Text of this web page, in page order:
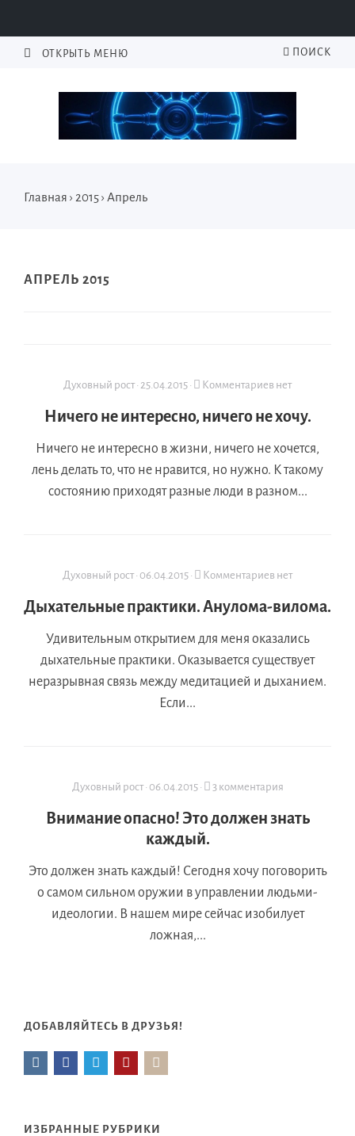
ОТКРЫТЬ МЕНЮ ПОИСК
Главная › 2015› Апрель
АПРЕЛЬ 2015
Духовный рост· 25.04.2015 · Комментариев нет
Ничего не интересно, ничего не хочу.
Ничего не интересно в жизни, ничего не хочется,
лень делать то, что не нравится, но нужно. К такому
состоянию приходят разные люди в разном...
Духовный рост· 06.04.2015 · Комментариев нет
Дыхательные практики. Анулома-вилома.
Удивительным открытием для меня оказались
дыхательные практики. Оказывается существует
неразрывная связь между медитацией и дыханием.
Если...
Духовный рост· 06.04.2015· 3 комментария
Внимание опасно! Это должен знать
каждый.
Это должен знать каждый! Сегодня хочу поговорить
о самом сильном оружии в управлении людьми-
идеологии. В нашем мире сейчас изобилует
ложная,...
ДОБАВЛЯЙТЕСЬ В ДРУЗЬЯ!
ИЗБРАННЫЕ РУБРИКИ